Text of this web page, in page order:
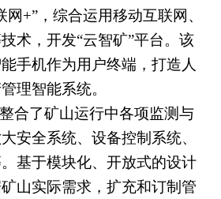
+”，综合运用移动互联网、
术，开发“云智矿”平台。该
手机作为用户终端，打造人
理智能系统。
了矿山运行中各项监测与
安全系统、设备控制系统、
基于模块化、开放式的设计
山实际需求，扩充和订制管